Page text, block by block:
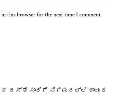
in this browser for the next time I comment.
ರಸ್ತೆ ಸಾರಿಗೆ ನಿಗಮದಲ್ಲಿ ಕಾಯಕ